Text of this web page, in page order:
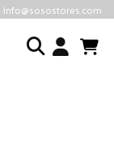
info@sosostores.com